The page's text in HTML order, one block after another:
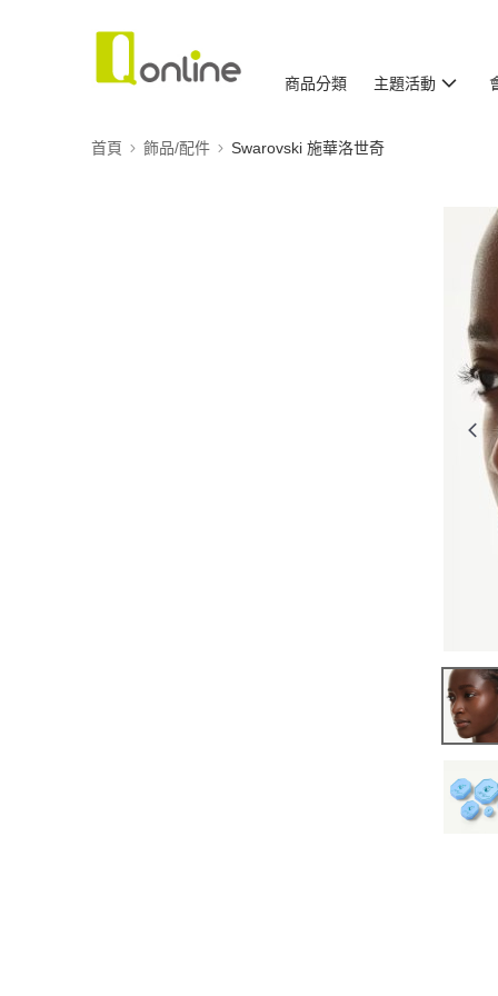
商品分類 主題活動
首頁 飾品/配件 Swarovski 施華洛世奇